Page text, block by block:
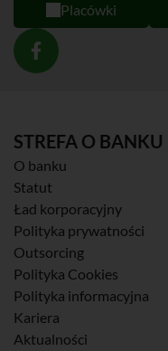
Placówki
STREFA O BANKU
O banku
Statut
Ład korporacyjny
Polityka prywatności
Outsorcing
Polityka Cookies
Polityka informacyjna
Kariera
Aktualności